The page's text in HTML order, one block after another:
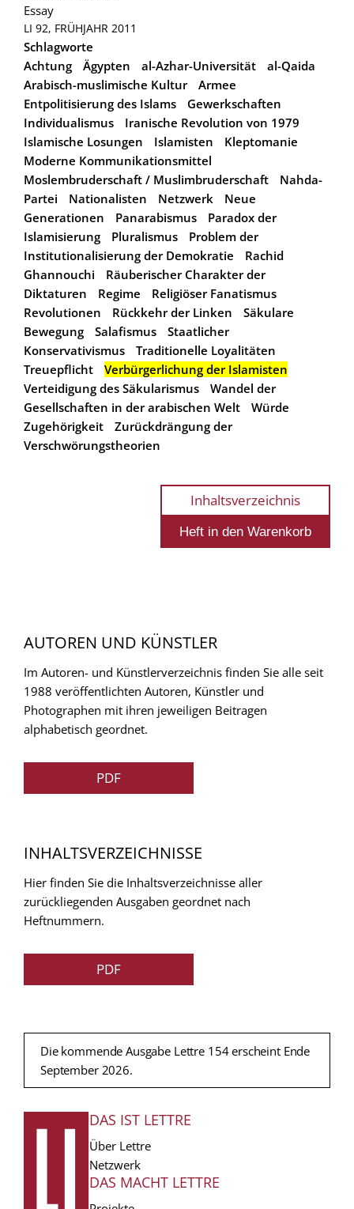
Essay
LI 92, FRÜHJAHR 2011
Schlagworte
Achtung
Ägypten al-Azhar-Universität
al-Qaida
Arabisch-muslimische Kultur
Armee
Entpolitisierung des Islams
Gewerkschaften
Individualismus
Iranische Revolution von 1979
Islamische Losungen
Islamisten
Kleptomanie
Moderne Kommunikationsmittel
Moslembruderschaft / Muslimbruderschaft
Nahda-
Partei
Nationalisten Netzwerk
Neue
Generationen
Panarabismus
Paradox der
Islamisierung
Pluralismus
Problem der
Institutionalisierung der Demokratie
Rachid
Ghannouchi
Räuberischer Charakter der
Diktaturen
Regime
Religiöser Fanatismus
Revolutionen
Rückkehr der Linken
Säkulare
Bewegung
Salafismus
Staatlicher
Konservativismus
Traditionelle Loyalitäten
Treuepflicht
Verbürgerlichung der Islamisten
Verteidigung des Säkularismus
Wandel der
Gesellschaften in der arabischen Welt
Würde
Zugehörigkeit
Zurückdrängung der
Verschwörungstheorien
Inhaltsverzeichnis
AUTOREN UND KÜNSTLER
Im Autoren- und Künstlerverzeichnis finden Sie alle seit
1988 veröffentlichten Autoren, Künstler und
Photographen mit ihren jeweiligen Beitragen
alphabetisch geordnet.
PDF
INHALTSVERZEICHNISSE
Hier finden Sie die Inhaltsverzeichnisse aller
zurückliegenden Ausgaben geordnet nach
Heftnummern.
PDF
Die kommende Ausgabe Lettre 154 erscheint Ende
September 2026.
FUSSZEILE
DAS IST LETTRE
Über Lettre
Netzwerk
DAS MACHT LETTRE